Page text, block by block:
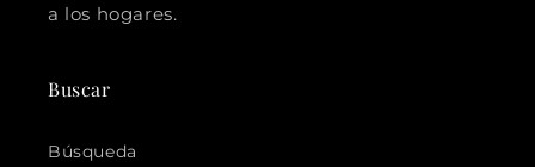
a los hogares.
Buscar
Búsqueda